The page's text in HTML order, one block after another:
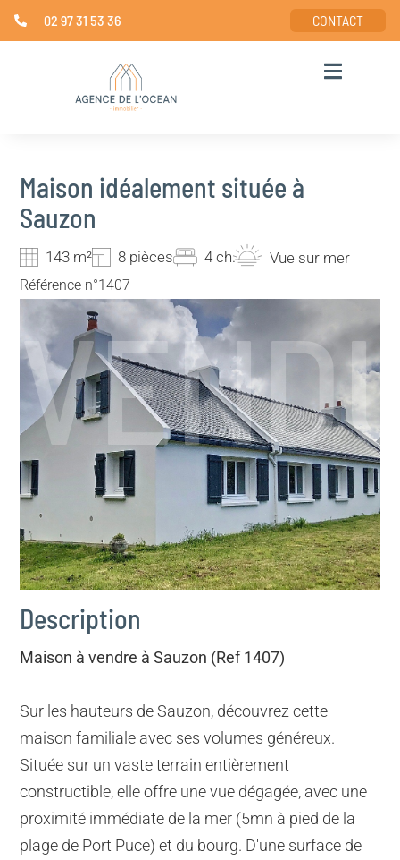
02 97 31 53 36 CONTACT
Maison idéalement située à
Sauzon
143 m² 8 pièces 4 ch. Vue sur mer
Référence n°1407
Description
Maison à vendre à Sauzon (Ref 1407)
Sur les hauteurs de Sauzon, découvrez cette
maison familiale avec ses volumes généreux.
Située sur un vaste terrain entièrement
constructible, elle offre une vue dégagée, avec une
proximité immédiate de la mer (5mn à pied de la
plage de Port Puce) et du bourg. D'une surface de